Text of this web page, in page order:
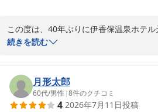
2026-07-31
この度は、40年ぶりに伊香保温泉ホテ
にありがとうございます。
同大変嬉しく、また感慨深い気持ちでい
館内や大浴場の清掃状況につきまして
き、安堵いたしました。お客様に安心し
日頃から清掃と安全管理には努めており
続きを読む
月形太郎
60代/男性 |8件のクチコミ
4 2026年7月11日投稿